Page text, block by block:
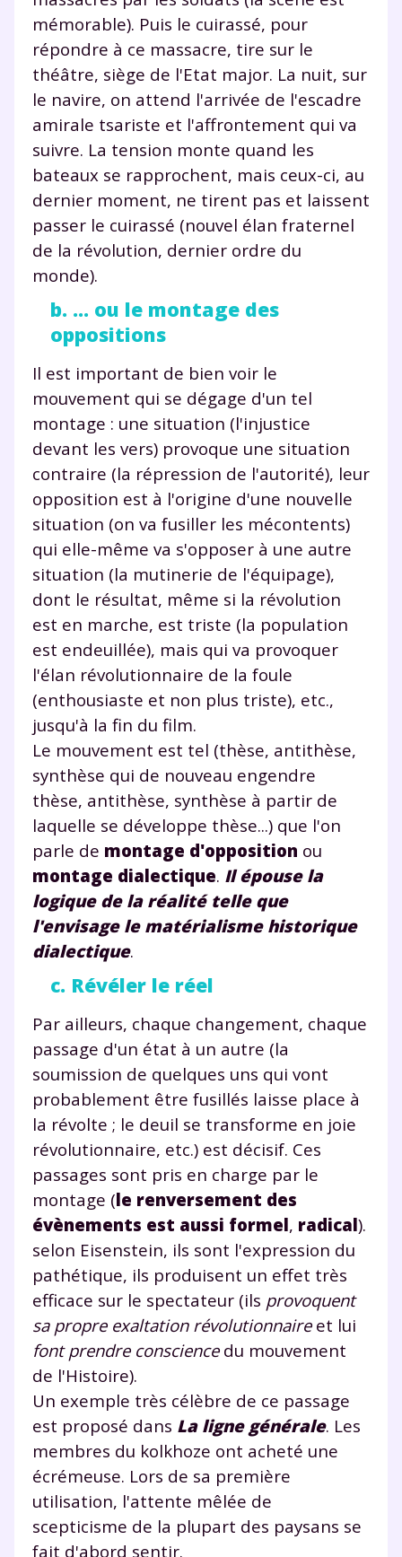
mémorable). Puis le cuirassé, pour
répondre à ce massacre, tire sur le
théâtre, siège de l'Etat major. La nuit, sur
le navire, on attend l'arrivée de l'escadre
amirale tsariste et l'affrontement qui va
suivre. La tension monte quand les
bateaux se rapprochent, mais ceux-ci, au
dernier moment, ne tirent pas et laissent
passer le cuirassé (nouvel élan fraternel
de la révolution, dernier ordre du
monde).
b. ... ou le montage des
oppositions
Il est important de bien voir le
mouvement qui se dégage d'un tel
montage : une situation (l'injustice
devant les vers) provoque une situation
contraire (la répression de l'autorité), leur
opposition est à l'origine d'une nouvelle
situation (on va fusiller les mécontents)
qui elle-même va s'opposer à une autre
situation (la mutinerie de l'équipage),
dont le résultat, même si la révolution
est en marche, est triste (la population
est endeuillée), mais qui va provoquer
l'élan révolutionnaire de la foule
(enthousiaste et non plus triste), etc.,
jusqu'à la fin du film.
Le mouvement est tel (thèse, antithèse,
synthèse qui de nouveau engendre
thèse, antithèse, synthèse à partir de
laquelle se développe thèse...) que l'on
parle de montage d'opposition ou
montage dialectique. Il épouse la
logique de la réalité telle que
l'envisage le matérialisme historique
dialectique.
c. Révéler le réel
Par ailleurs, chaque changement, chaque
passage d'un état à un autre (la
soumission de quelques uns qui vont
probablement être fusillés laisse place à
la révolte ; le deuil se transforme en joie
révolutionnaire, etc.) est décisif. Ces
passages sont pris en charge par le
montage (le renversement des
évènements est aussi formel, radical).
selon Eisenstein, ils sont l'expression du
pathétique, ils produisent un effet très
efficace sur le spectateur (ils provoquent
sa propre exaltation révolutionnaireet lui
font prendre consciencedu mouvement
de l'Histoire).
Un exemple très célèbre de ce passage
est proposé dans La ligne générale. Les
membres du kolkhoze ont acheté une
écrémeuse. Lors de sa première
utilisation, l'attente mêlée de
scepticisme de la plupart des paysans se
fait d'abord sentir.
Fermer
Envie de progresser
et de réussir votre
année scolaire ?